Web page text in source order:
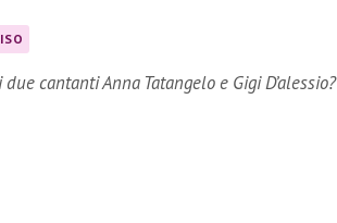
cantanti Anna Tatangelo e Gigi D’alessio?